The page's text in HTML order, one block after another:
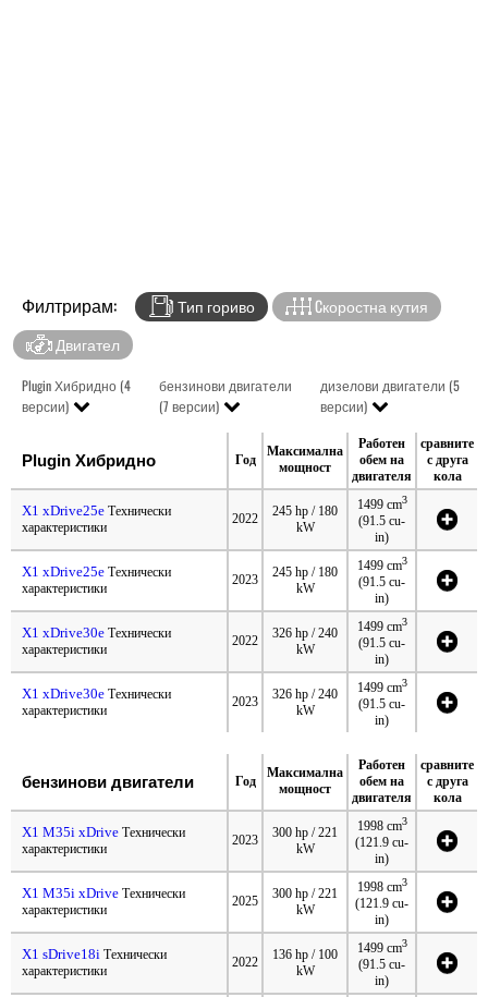
Филтрирам: Тип гориво
Cкоростна кутия
Двигател
Plugin Хибридно (4
версии)
бензинови двигатели
(7 версии)
дизелови двигатели (5
версии)
Plugin Хибридно Год
Максимална
мощност
Работен
обем на
двигателя
сравните
с друга
кола
X1 xDrive25e Технически
характеристики
2022
245 hp / 180
kW
1499 cm3
(91.5 cu-
in)
X1 xDrive25e Технически
характеристики
2023
245 hp / 180
kW
1499 cm3
(91.5 cu-
in)
X1 xDrive30e Технически
характеристики
2022
326 hp / 240
kW
1499 cm3
(91.5 cu-
in)
X1 xDrive30e Технически
характеристики
2023
326 hp / 240
kW
1499 cm3
(91.5 cu-
in)
бензинови двигатели Год
Максимална
мощност
Работен
обем на
двигателя
сравните
с друга
кола
X1 M35i xDrive Технически
характеристики
2023
300 hp / 221
kW
1998 cm3
(121.9 cu-
in)
X1 M35i xDrive Технически
характеристики
2025
300 hp / 221
kW
1998 cm3
(121.9 cu-
in)
X1 sDrive18i Технически
характеристики
2022
136 hp / 100
kW
1499 cm3
(91.5 cu-
in)